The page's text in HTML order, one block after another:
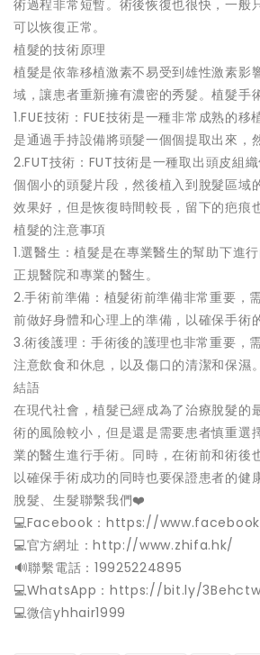
術過程非常短暫。術後恢復也很快，一般
可以恢復正常。
植髮的技術原理
植髮是依靠移植激素不易受到雄性激素影
域，讓患者重新擁有濃密的秀髮。植髮手
1.FUE技術：FUE技術是一種非常成熟的
是通過手持設備將頭髮一個個提取出來，
2.FUT技術：FUT技術是一種取出頭皮組
個個小的頭髮片段，然後植入到脫髮區域
效果好，但是恢復時間較長，留下的疤痕
植髮的注意事項
1.選醫生：植髮是在專業醫生的幫助下進
正規醫院和專業的醫生。
2.手術前準備：植髮術前準備非常重要，
前做好身體和心理上的準備，以確保手術
3.術後護理：手術後的護理也非常重要，
注意飲食和休息，以及傷口的清潔和保濕。
結語
在現代社會，植髮已經成為了治療脫髮的
術的風險較小，但是還是需要患者慎重選
業的醫生進行手術。同時，在術前和術後
以確保手術成功的同時也要保證患者的健
脫髮、生髮聯繫我們❤️
💻Facebook：https://
💻官方網址：http://www.zhifa.hk/
️🔊聯繫電話：19925224895
💻WhatsApp：https://bit.ly/3Behctw
💻微信yhhair1999